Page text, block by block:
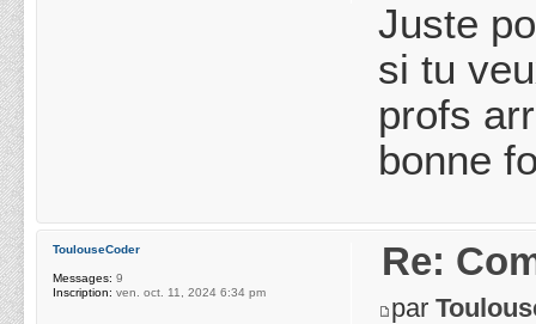
Juste
si tu
profs
bonne
Re:
par
ToulouseCoder
Messages: 9
Inscription: ven. oct. 11, 2024 6:34 pm